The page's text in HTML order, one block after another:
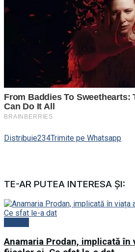
Distribuie234Trimite pe Whatsapp
TE-AR PUTEA INTERESA ȘI:
Anamaria Prodan, implicată în